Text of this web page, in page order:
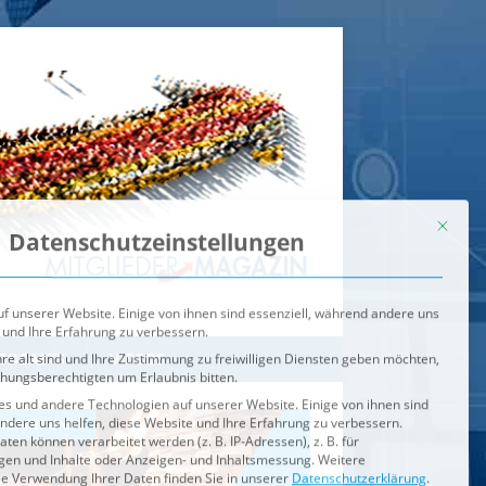
VIDEOS
IM BRENNPUNKT
unserer Website. Einige von ihnen sind essenziell, während andere uns
Ihre Erfahrung zu verbessern.
alt sind und Ihre Zustimmung zu freiwilligen Diensten geben möchten,
um Erlaubnis bitten.
uns helfen, diese Website und Ihre Erfahrung zu verbessern.
können verarbeitet werden (z. B. IP-Adressen), z. B. für
und Inhalte oder Anzeigen- und Inhaltsmessung.Weitere
jederzeit unterEinstellungenwiderrufen oder anpassen.
der Service-Gruppen, für die eine Einwilligung erteilt werden
Externe Medien
Speichern
Alle akzeptieren